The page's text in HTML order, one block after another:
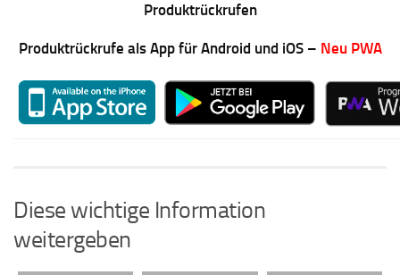
Produktrückrufen
Produktrückrufe als App für Android und iOS – Neu PWA
Diese wichtige Information
weitergeben